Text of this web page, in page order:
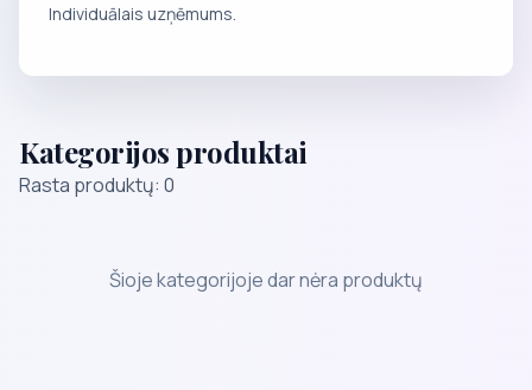
Individuālais uzņēmums.
Kategorijos produktai
Rasta produktų: 0
Šioje kategorijoje dar nėra produktų